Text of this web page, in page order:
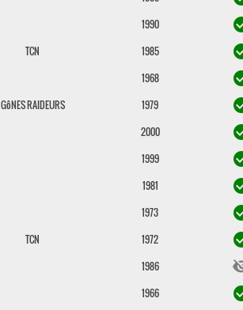
1990
TCN 1985
1968
GôNES RAIDEURS 1979
2000
1999
1981
1973
TCN 1972
1986
1966